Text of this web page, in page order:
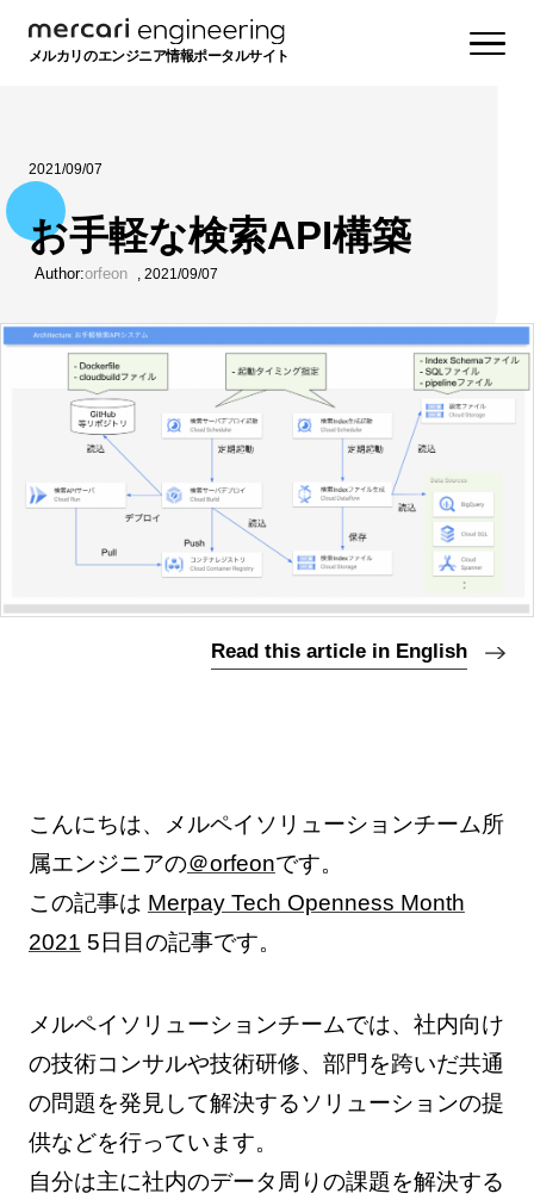
メルカリのエンジニア情報ポータルサイト
2021/09/07
お手軽な検索API構築
Author:orfeon , 2021/09/07
Read this article in English
こんにちは、メルペイソリューションチーム所
属エンジニアの＠orfeonです。
この記事は Merpay Tech Openness Month
2021 5日目の記事です。
メルペイソリューションチームでは、社内向け
の技術コンサルや技術研修、部門を跨いだ共通
の問題を発見して解決するソリューションの提
供などを行っています。
自分は主に社内のデータ周りの課題を解決する